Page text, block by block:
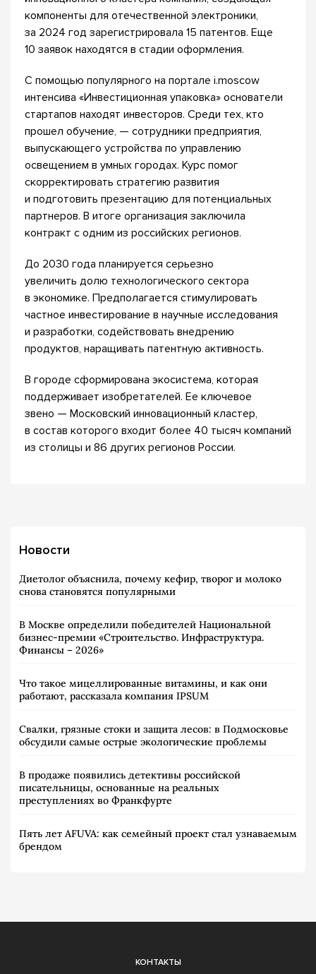
компоненты для отечественной электроники,
за 2024 год зарегистрировала 15 патентов. Еще
10 заявок находятся в стадии оформления.
С помощью популярного на портале i.moscow
интенсива «Инвестиционная упаковка» основатели
стартапов находят инвесторов. Среди тех, кто
прошел обучение, — сотрудники предприятия,
выпускающего устройства по управлению
освещением в умных городах. Курс помог
скорректировать стратегию развития
и подготовить презентацию для потенциальных
партнеров. В итоге организация заключила
контракт с одним из российских регионов.
До 2030 года планируется серьезно
увеличить долю технологического сектора
в экономике. Предполагается стимулировать
частное инвестирование в научные исследования
и разработки, содействовать внедрению
продуктов, наращивать патентную активность.
В городе сформирована экосистема, которая
поддерживает изобретателей. Ее ключевое
звено — Московский инновационный кластер,
в состав которого входит более 40 тысяч компаний
из столицы и 86 других регионов России.
Новости
Диетолог объяснила, почему кефир, творог и молоко
снова становятся популярными
В Москве определили победителей Национальной
бизнес-премии «Строительство. Инфраструктура.
Финансы – 2026»
Что такое мицеллированные витамины, и как они
работают, рассказала компания IPSUM
Свалки, грязные стоки и защита лесов: в Подмосковье
обсудили самые острые экологические проблемы
В продаже появились детективы российской
писательницы, основанные на реальных
преступлениях во Франкфурте
Пять лет AFUVA: как семейный проект стал узнаваемым
брендом
КОНТАКТЫ